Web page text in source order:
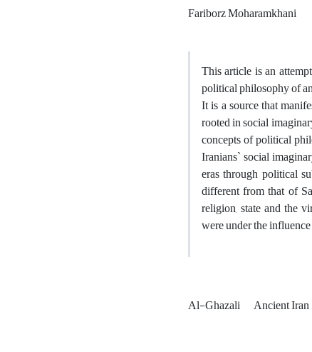
Fariborz Moharamkhani
This article is an
political philosophy of
It is a source that
rooted in social
concepts of political
Iranians` social
eras through political
different from that of
religion, state and the
were under the
Al-Ghazali Ancient Iran